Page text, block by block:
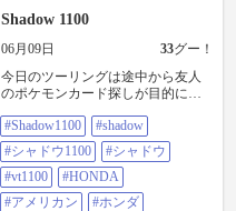
Shadow 1100
06月09日 33グー！
今日のツーリングは途中から友人
のポケモンカード探しが目的に変
ニでやっと見つけて良い歳こいた
オヤジがはしゃいでた🤣🤣🤣
#shadow1100 #shadow #シャドウ
1100 #シャドウ #VT1100 #HONDA
#アメリカン #ホンダ
#Shadow1100
#shadow
#シャドウ1100
#シャドウ
#vt1100
#HONDA
#アメリカン
#ホンダ